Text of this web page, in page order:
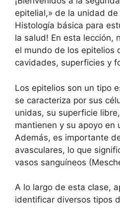
epitelial,» de la unidad
Histología básica para
la salud! En esta lección,
el mundo de los epitelios
cavidades, superficies y
Los epitelios son un tipo
se caracteriza por sus
unidas, su superficie
mantienen y su apoyo en
Además, es importante
avasculares, lo que
vasos sanguíneos
A lo largo de esta clase,
identificar diversos tipos